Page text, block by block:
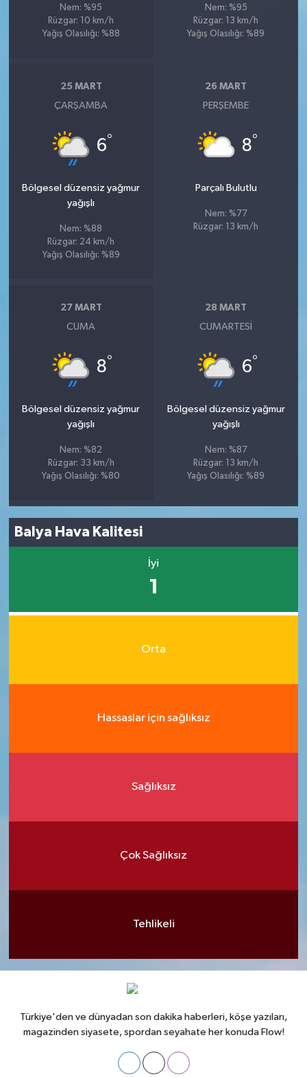
Nem: %95
Rüzgar: 10 km/h
Yağış Olasılığı: %88
Nem: %95
Rüzgar: 13 km/h
Yağış Olasılığı: %89
25 MART
ÇARŞAMBA
6°
Bölgesel düzensiz yağmur
yağışlı
Nem: %88
Rüzgar: 24 km/h
Yağış Olasılığı: %89
26 MART
PERŞEMBE
8°
Parçalı Bulutlu
Nem: %77
Rüzgar: 13 km/h
27 MART
CUMA
8°
Bölgesel düzensiz yağmur
yağışlı
Nem: %82
Rüzgar: 33 km/h
Yağış Olasılığı: %80
28 MART
CUMARTESI
6°
Bölgesel düzensiz yağmur
yağışlı
Nem: %87
Rüzgar: 13 km/h
Yağış Olasılığı: %89
Balya Hava Kalitesi
İyi
1
Orta
Hassaslar için sağlıksız
Sağlıksız
Çok Sağlıksız
Tehlikeli
Türkiye'den ve dünyadan son dakika haberleri, köşe yazıları,
magazinden siyasete, spordan seyahate her konuda Flow!